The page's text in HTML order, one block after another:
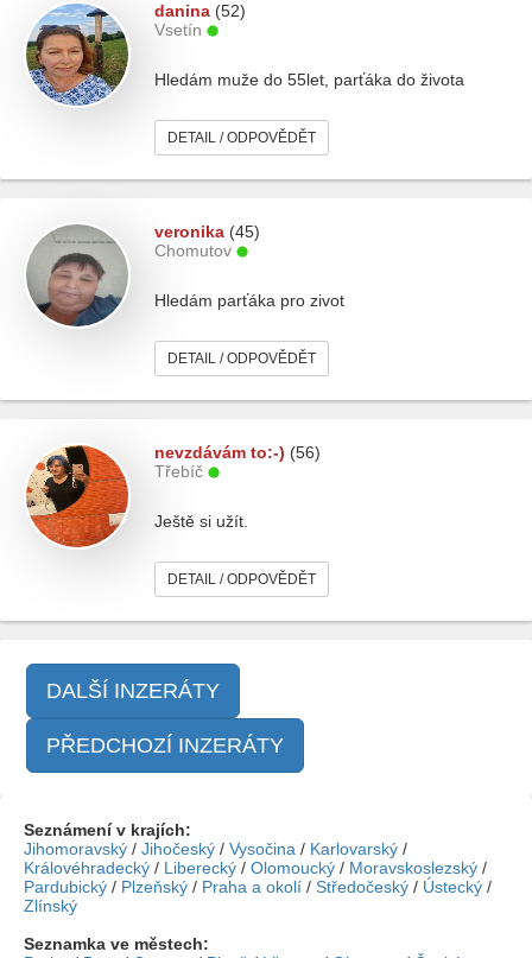
danina (52)
Vsetín
Hledám muže do 55let, parťáka do života
DETAIL / ODPOVĚDĚT
veronika (45)
Chomutov
Hledám parťáka pro zivot
DETAIL / ODPOVĚDĚT
nevzdávám to:-) (56)
Třebíč
Ještě si užít.
DETAIL / ODPOVĚDĚT
DALŠÍ INZERÁTY
PŘEDCHOZÍ INZERÁTY
Seznámení v krajích:
Jihomoravský / Jihočeský / Vysočina / Karlovarský /
Královéhradecký / Liberecký / Olomoucký / Moravskoslezský /
Pardubický / Plzeňský / Praha a okolí / Středočeský / Ústecký /
Zlínský
Seznamka ve městech: